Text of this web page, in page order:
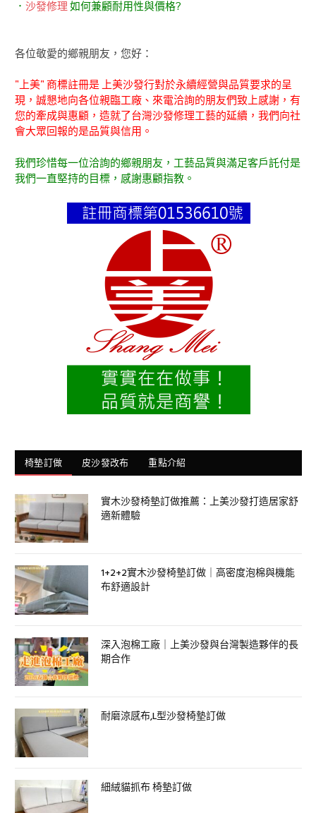
． 沙發修理 如何兼顧耐用性與價格?
各位敬愛的鄉親朋友，您好：
"上美" 商標註冊是 上美沙發行對於永續經營與品質要求的呈
現，誠懇地向各位親臨工廠、來電洽詢的朋友們致上感謝，有
您的牽成與惠顧，造就了台灣沙發修理工藝的延續，我們向社
會大眾回報的是品質與信用。
我們珍惜每一位洽詢的鄉親朋友，工藝品質與滿足客戶託付是
我們一直堅持的目標，感謝惠顧指教。
椅墊訂做 皮沙發改布 重點介紹
實木沙發椅墊訂做推薦：上美沙發打造居家舒
適新體驗
1+2+2實木沙發椅墊訂做｜高密度泡棉與機能
布舒適設計
深入泡棉工廠｜上美沙發與台灣製造夥伴的長
期合作
耐磨涼感布,L型沙發椅墊訂做
細絨貓抓布 椅墊訂做